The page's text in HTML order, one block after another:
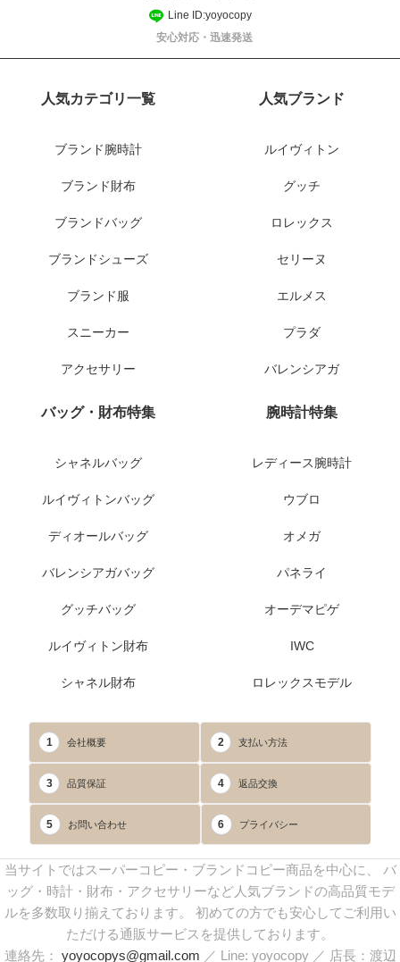
Line ID:yoyocopy
安心対応・迅速発送
人気カテゴリ一覧
ブランド腕時計
ブランド財布
ブランドバッグ
ブランドシューズ
ブランド服
スニーカー
アクセサリー
人気ブランド
ルイヴィトン
グッチ
ロレックス
セリーヌ
エルメス
プラダ
バレンシアガ
バッグ・財布特集
シャネルバッグ
ルイヴィトンバッグ
ディオールバッグ
バレンシアガバッグ
グッチバッグ
ルイヴィトン財布
シャネル財布
腕時計特集
レディース腕時計
ウブロ
オメガ
パネライ
オーデマピゲ
IWC
ロレックスモデル
1 会社概要 2 支払い方法
3 品質保証 4 返品交換
5 お問い合わせ 6 プライバシー
当サイトではスーパーコピー・ブランドコピー商品を中心に、 バ
ッグ・時計・財布・アクセサリーなど人気ブランドの高品質モデ
ルを多数取り揃えております。 初めての方でも安心してご利用い
ただける通販サービスを提供しております。
連絡先： yoyocopys@gmail.com ／ Line: yoyocopy ／ 店長：渡辺